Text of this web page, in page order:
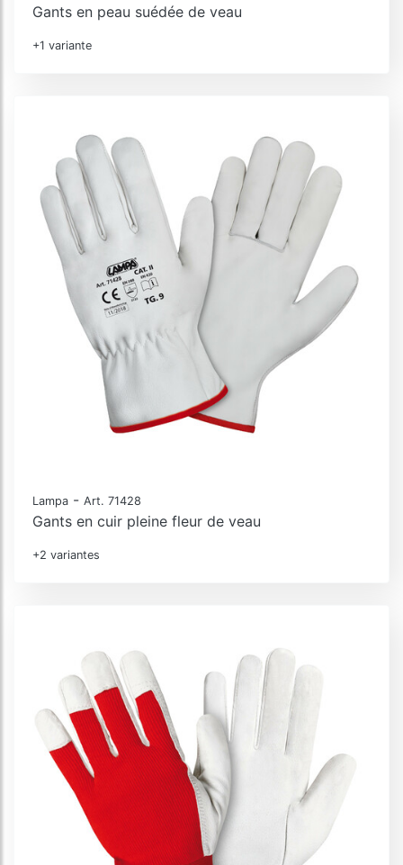
Gants en peau suédée de veau
+1 variante
Lampa - Art. 71428
Gants en cuir pleine fleur de veau
+2 variantes